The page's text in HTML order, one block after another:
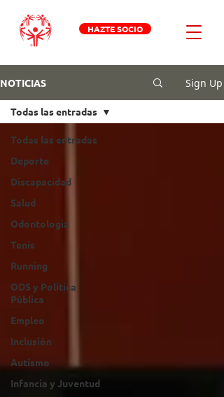
HAZTE SOCIO
NOTICIAS Sign Up
Todas las entradas
Deporte
Discapacidad
Salud
Odontologia
Tenis
Running
ODS y Política
Pública
Empleo
Inclusión
Autismo
Infancia y Juventud
Todas las entradas